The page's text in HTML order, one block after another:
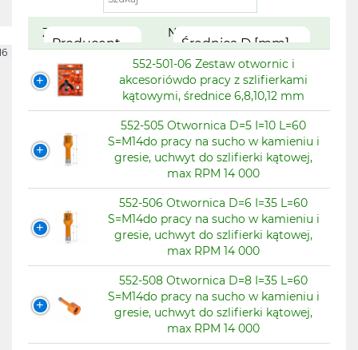
Producent Średnica D [mm]
1
Wysokość robocza I
[mm]
1
RPM
Zdjęcie Nazwa produktu
552-501-06 Zestaw otwornic i
akcesoriówdo pracy z szlifierkami
kątowymi, średnice 6,8,10,12 mm
552-505 Otwornica D=5 I=10 L=60
S=M14do pracy na sucho w kamieniu i
gresie, uchwyt do szlifierki kątowej,
max RPM 14 000
552-506 Otwornica D=6 I=35 L=60
S=M14do pracy na sucho w kamieniu i
gresie, uchwyt do szlifierki kątowej,
max RPM 14 000
552-508 Otwornica D=8 I=35 L=60
S=M14do pracy na sucho w kamieniu i
gresie, uchwyt do szlifierki kątowej,
max RPM 14 000